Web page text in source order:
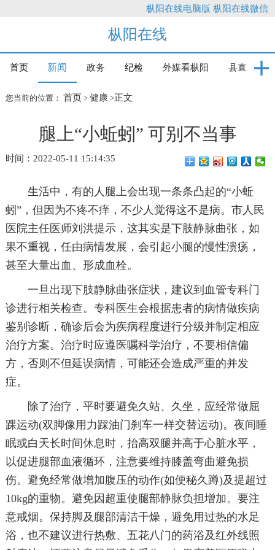
枞阳在线电脑版 枞阳在线微信
枞阳在线
首页 新闻 政务 纪检 外媒看枞阳 县直
您当前的位置： 首页 > 健康>正文
腿上“小蚯蚓” 可别不当事
时间：2022-05-11 15:14:35
生活中，有的人腿上会出现一条条凸起的“小蚯
蚓”，但因为不疼不痒，不少人觉得这不是病。市人民
医院主任医师刘洪提示，这其实是下肢静脉曲张，如
果不重视，任由病情发展，会引起小腿的慢性溃疡，
甚至大量出血、形成血栓。
一旦出现下肢静脉曲张症状，建议到血管专科门
诊进行相关检查。专科医生会根据患者的病情做疾病
鉴别诊断，确诊后会为疾病程度进行分级并制定相应
治疗方案。治疗时应遵医嘱科学治疗，不要相信偏
方，否则不但延误病情，可能还会造成严重的并发
症。
除了治疗，平时要避免久站、久坐，应经常做屈
踝运动(双脚像用力踩油门刹车一样交替运动)。夜间睡
眠或白天长时间休息时，抬高双腿并高于心脏水平，
以促进腿部血液循环，注意要维持膝盖弯曲避免损
伤。避免经常做增加腹压的动作(如便秘久蹲)及提超过
10kg的重物。避免因超重使腿部静脉负担增加。要注
意戒烟。保持脚及腿部清洁干燥，避免用过热的水足
浴，也不建议进行热敷、五花八门的药浴及红外线照